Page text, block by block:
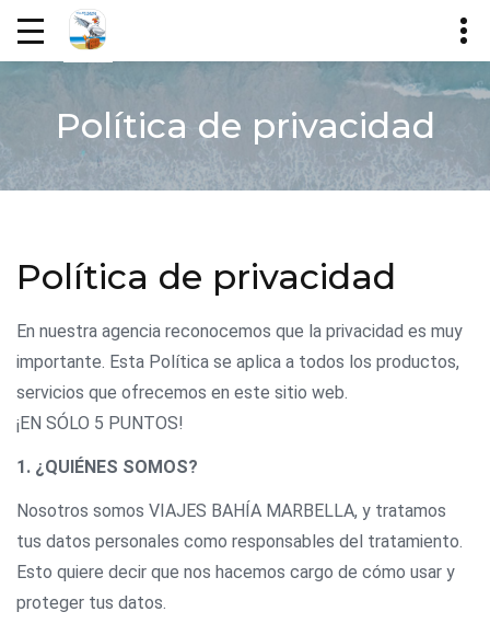
Política de privacidad
Política de privacidad
En nuestra agencia reconocemos que la privacidad es muy
importante. Esta Política se aplica a todos los productos,
servicios que ofrecemos en este sitio web.
¡EN SÓLO 5 PUNTOS!
1. ¿QUIÉNES SOMOS?
Nosotros somos VIAJES BAHÍA MARBELLA, y tratamos
tus datos personales como responsables del tratamiento.
Esto quiere decir que nos hacemos cargo de cómo usar y
proteger tus datos.